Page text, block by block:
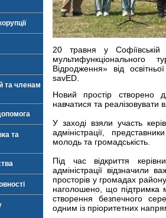
та членам
та
20 травня у Софіївській
мультифункціонального
Відродження» від
savED.
Новий простір створено
навчатися та реалізовувати
У заході взяли участь
адміністрації,
молодь та громадськість.
Під час відкриття
адміністрації відзначили
просторів у громадах
наголошено, що підтримка
створення безпечного
одним із пріоритетних